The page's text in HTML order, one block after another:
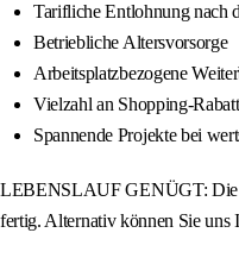
Tarifliche Entlohnung nach
Betriebliche Altersvorsorge
Arbeitsplatzbezogene
Vielzahl an Shopping-
Spannende Projekte bei
LEBENSLAUF GENÜGT: Die
fertig. Alternativ können Sie uns